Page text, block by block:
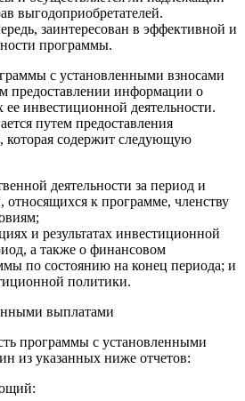
выгодоприобретателей.
заинтересован в эффективной и
программы.
с установленными взносами
предоставлении информации о
ее инвестиционной деятельности.
путем предоставления
которая содержит следующую
деятельности за период и
относящихся к программе, членству
и результатах инвестиционной
а также о финансовом
по состоянию на конец периода; и
политики.
выплатами
программы с установленными
из указанных ниже отчетов: